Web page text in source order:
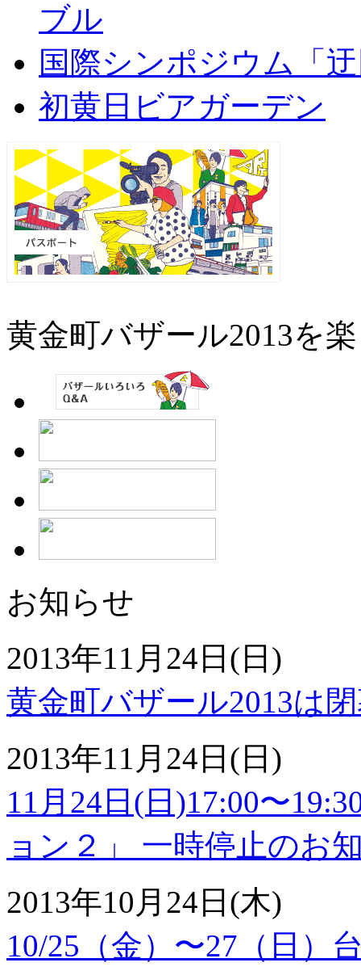
ブル
国際シンポジウム「
初黄日ビアガーデン
黄金町バザール2013を
お知らせ
2013年11月24日(日)
黄金町バザール2013は
2013年11月24日(日)
11月24日(日)17:00〜
ョン２」 一時停止のお
2013年10月24日(木)
10/25（金）〜27（日